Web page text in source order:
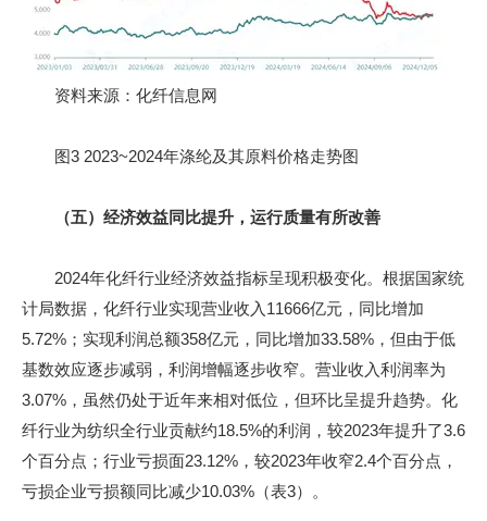
资料来源：化纤信息网
图3 2023~2024年涤纶及其原料价格走势图
（五）经济效益同比提升，运行质量有所改善
2024年化纤行业经济效益指标呈现积极变化。根据国家统
计局数据，化纤行业实现营业收入11666亿元，同比增加
5.72%；实现利润总额358亿元，同比增加33.58%，但由于低
基数效应逐步减弱，利润增幅逐步收窄。营业收入利润率为
3.07%，虽然仍处于近年来相对低位，但环比呈提升趋势。化
纤行业为纺织全行业贡献约18.5%的利润，较2023年提升了3.6
个百分点；行业亏损面23.12%，较2023年收窄2.4个百分点，
亏损企业亏损额同比减少10.03%（表3）。